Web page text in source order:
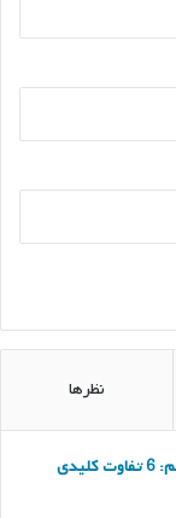
نظرها